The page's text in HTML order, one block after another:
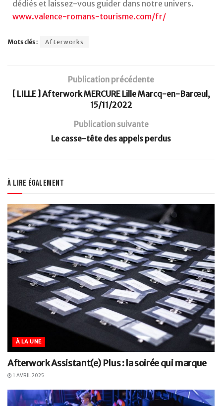
dédiés et laissez-vous guider dans notre univers.
www.valence-romans-tourisme.com/fr/
Mots clés : Afterworks
Publication précédente
[ LILLE ] Afterwork MERCURE Lille Marcq-en-Barœul,
15/11/2022
Publication suivante
Le casse-tête des appels perdus
À lire également
À LA UNE
Afterwork Assistant(e) Plus : la soirée qui marque
1 AVRIL 2025